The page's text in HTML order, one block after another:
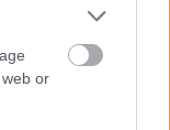
or
pašās
uzliesmoja
nesaprata,
tik daudzi